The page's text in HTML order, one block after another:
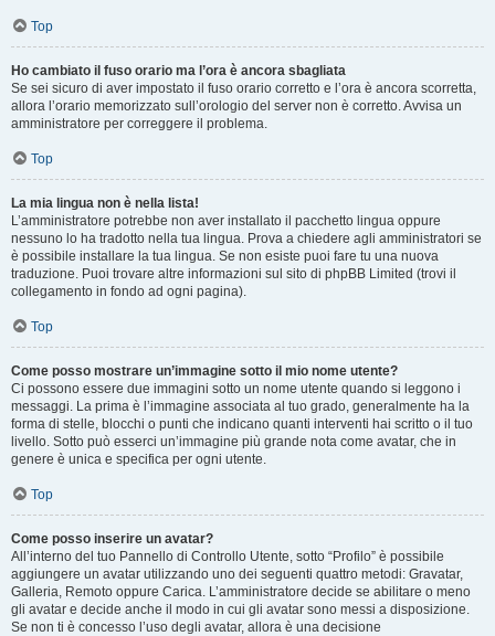
Top
Ho cambiato il fuso orario ma l’ora è ancora sbagliata
Se sei sicuro di aver impostato il fuso orario corretto e l’ora è ancora scorretta,
allora l’orario memorizzato sull’orologio del server non è corretto. Avvisa un
amministratore per correggere il problema.
Top
La mia lingua non è nella lista!
L’amministratore potrebbe non aver installato il pacchetto lingua oppure
nessuno lo ha tradotto nella tua lingua. Prova a chiedere agli amministratori se
è possibile installare la tua lingua. Se non esiste puoi fare tu una nuova
traduzione. Puoi trovare altre informazioni sul sito di phpBB Limited (trovi il
collegamento in fondo ad ogni pagina).
Top
Come posso mostrare un’immagine sotto il mio nome utente?
Ci possono essere due immagini sotto un nome utente quando si leggono i
messaggi. La prima è l’immagine associata al tuo grado, generalmente ha la
forma di stelle, blocchi o punti che indicano quanti interventi hai scritto o il tuo
livello. Sotto può esserci un’immagine più grande nota come avatar, che in
genere è unica e specifica per ogni utente.
Top
Come posso inserire un avatar?
All’interno del tuo Pannello di Controllo Utente, sotto “Profilo” è possibile
aggiungere un avatar utilizzando uno dei seguenti quattro metodi: Gravatar,
Galleria, Remoto oppure Carica. L’amministratore decide se abilitare o meno
gli avatar e decide anche il modo in cui gli avatar sono messi a disposizione.
Se non ti è concesso l’uso degli avatar, allora è una decisione